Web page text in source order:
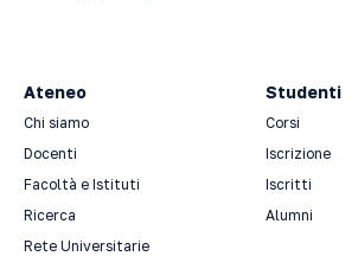
Ateneo
Chi siamo
Docenti
Facoltà e Istituti
Ricerca
Rete Universitarie
Studenti
Corsi
Iscrizione
Iscritti
Alumni